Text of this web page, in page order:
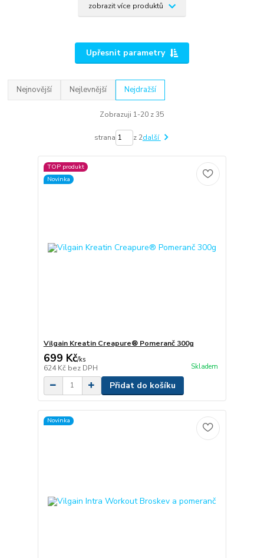
zobrazit více produktů
Upřesnit parametry
Nejnovější Nejlevnější Nejdražší
Zobrazuji 1-20 z 35
strana z 2další
TOP produkt
Novinka
Vilgain Kreatin Creapure® Pomeranč 300g
699 Kč/ks
624 Kč bez DPH Skladem
Přidat do košíku
Novinka